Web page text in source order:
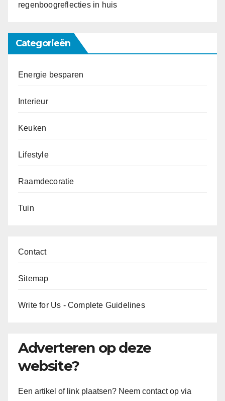
regenboogreflecties in huis
Categorieën
Energie besparen
Interieur
Keuken
Lifestyle
Raamdecoratie
Tuin
Contact
Sitemap
Write for Us - Complete Guidelines
Adverteren op deze
website?
Een artikel of link plaatsen? Neem contact op via